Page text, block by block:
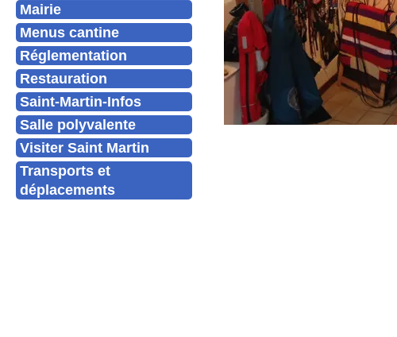
Mairie
Menus cantine
Réglementation
Restauration
Saint-Martin-Infos
Salle polyvalente
Visiter Saint Martin
Transports et
déplacements